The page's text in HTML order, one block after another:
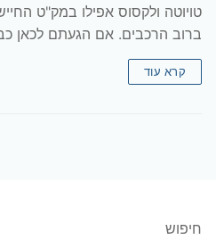
טויוטה ולקסוס אפילו במק"ט
ברוב הרכבים. אם הגעתם לכאן
קרא עוד
חיפוש